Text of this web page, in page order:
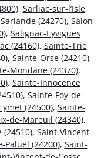
, Sarliac-sur-l’Isle
Sarlande (24270), Salon
, Salignac-Eyvigues
(24160), Sainte-Trie
, Sainte-Orse (24210),
Mondane (24370),
, Sainte-Innocence
, Sainte-Foy-de-
(24500), Sainte-
de-Mareuil (24340),
(24510), Saint-Vincent-
Paluel (24200), Saint-